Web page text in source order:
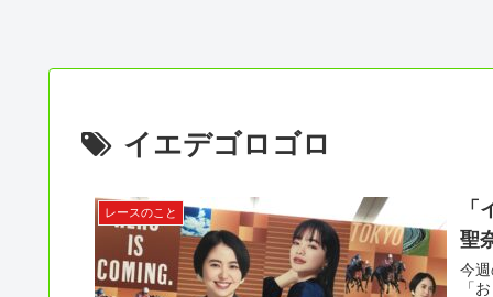
イエデゴロゴロ
レースのこと
聖
今
「